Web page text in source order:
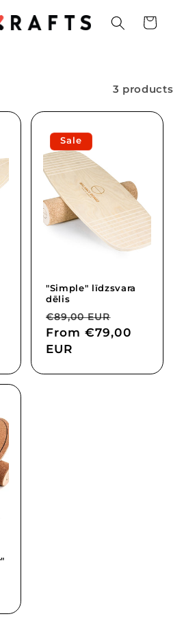
Cart
3 products
Sale
"Simple" līdzsvara
dēlis
Regular
price
€89,00 EUR
price
From€79,00
EUR